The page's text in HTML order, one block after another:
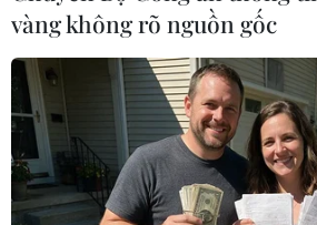
trên 1 triệu lít xăng giả, kém
trường. Bước đầu, nhóm này
8/2020 đến nay đã cung cấp
triệu lít xăng giả, kém chất
vàng không rõ nguồn gốc